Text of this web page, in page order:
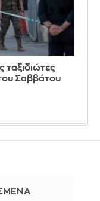
ταξιδιώτες
Σαββάτου